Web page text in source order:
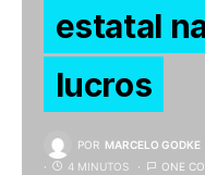
estatal
lucros
POR MARCELO GODKE
4 MINUTOS
ONE